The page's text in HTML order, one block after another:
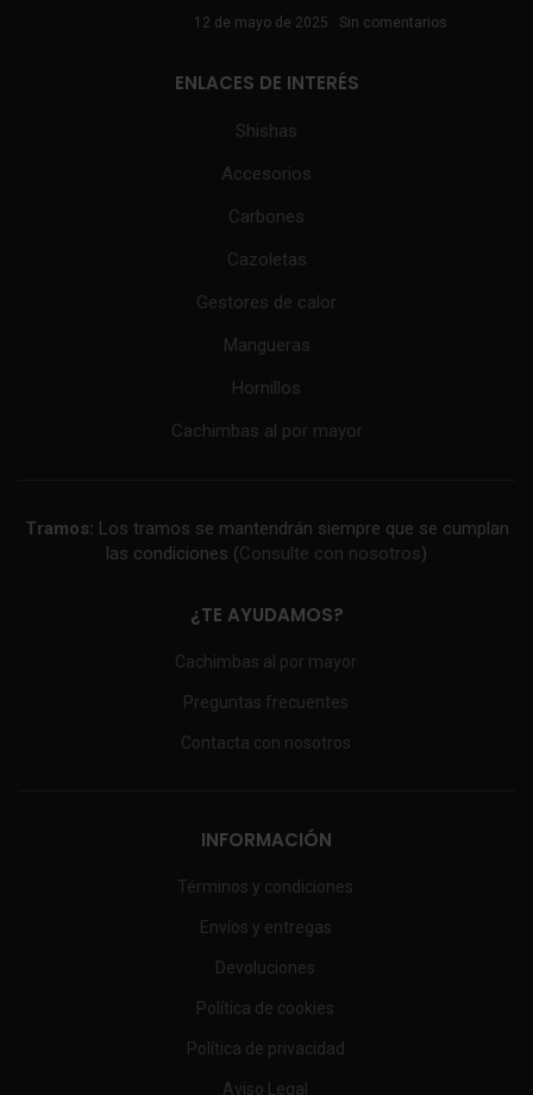
12 de mayo de 2025 Sin comentarios
ENLACES DE INTERÉS
Shishas
Accesorios
Carbones
Cazoletas
Gestores de calor
Mangueras
Hornillos
Cachimbas al por mayor
Tramos: Los tramos se mantendrán siempre que se cumplan
las condiciones (Consulte con nosotros)
¿TE AYUDAMOS?
Cachimbas al por mayor
Preguntas frecuentes
Contacta con nosotros
INFORMACIÓN
Términos y condiciones
Envíos y entregas
Devoluciones
Política de cookies
Política de privacidad
Aviso Legal